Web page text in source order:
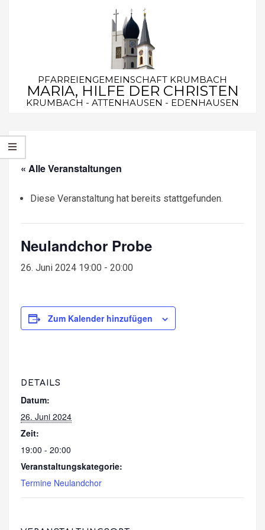
PFARREIENGEMEINSCHAFT KRUMBACH
MARIA, HILFE DER CHRISTEN
KRUMBACH - ATTENHAUSEN - EDENHAUSEN
Navigation
Menu
« Alle Veranstaltungen
Diese Veranstaltung hat bereits stattgefunden.
Neulandchor Probe
26. Juni 2024 19:00 - 20:00
Zum Kalender hinzufügen
DETAILS
Datum:
26. Juni 2024
Zeit:
19:00 - 20:00
Veranstaltungskategorie:
Termine Neulandchor